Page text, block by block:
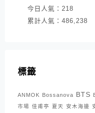
今日人氣： 218
累計人氣： 486,238
標籤
ANMOK Bossanova BTS
市場 佳甫亭 夏天 安木海邊